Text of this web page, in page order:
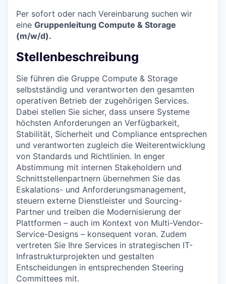
Per sofort oder nach Vereinbarung suchen wir
eine Gruppenleitung Compute & Storage
(m/w/d).
Stellenbeschreibung
Sie führen die Gruppe Compute & Storage
selbstständig und verantworten den gesamten
operativen Betrieb der zugehörigen Services.
Dabei stellen Sie sicher, dass unsere Systeme
höchsten Anforderungen an Verfügbarkeit,
Stabilität, Sicherheit und Compliance entsprechen
und verantworten zugleich die Weiterentwicklung
von Standards und Richtlinien. In enger
Abstimmung mit internen Stakeholdern und
Schnittstellenpartnern übernehmen Sie das
Eskalations- und Anforderungsmanagement,
steuern externe Dienstleister und Sourcing-
Partner und treiben die Modernisierung der
Plattformen – auch im Kontext von Multi-Vendor-
Service-Designs – konsequent voran. Zudem
vertreten Sie Ihre Services in strategischen IT-
Infrastrukturprojekten und gestalten
Entscheidungen in entsprechenden Steering
Committees mit.